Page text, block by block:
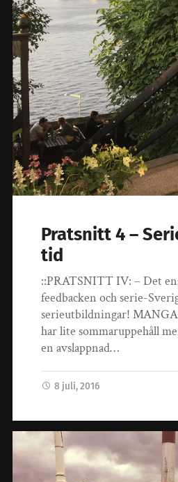
Pratsnitt 4 –
tid
::PRATSNITT IV: – Det
feedbacken och serie-
serieutbildningar!
har lite sommaruppehåll
en avslappnad…
8 juli, 2016